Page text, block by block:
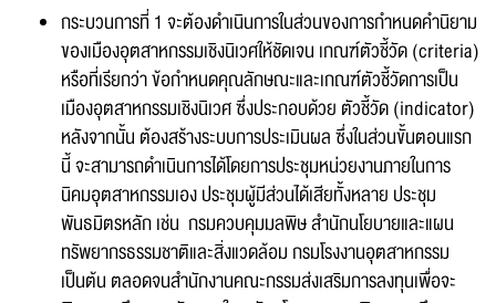
กระบวนการที่ 1 จะต้องดำเนินการในส่วนของการกำหนดคำนิยาม
ของเมืองอุตสาหกรรมเชิงนิเวศให้ชัดเจน เกณฑ์ตัวชี้วัด (criteria)
หรือที่เรียกว่า ข้อกำหนดคุณลักษณะและเกณฑ์ตัวชี้วัดการเป็น
เมืองอุตสาหกรรมเชิงนิเวศ ซึ่งประกอบด้วย ตัวชี้วัด (indicator)
หลังจากนั้น ต้องสร้างระบบการประเมินผล ซึ่งในส่วนขั้นตอนแรก
นี้ จะสามารถดำเนินการได้โดยการประชุมหน่วยงานภายในการ
นิคมอุตสาหกรรมเอง ประชุมผู้มีส่วนได้เสียทั้งหลาย ประชุม
พันธมิตรหลัก เช่น กรมควบคุมมลพิษ สำนักนโยบายและแผน
ทรัพยากรธรรมชาติและสิ่งแวดล้อม กรมโรงงานอุตสาหกรรม
เป็นต้น ตลอดจนสำนักงานคณะกรรมส่งเสริมการลงทุนเพื่อจะ